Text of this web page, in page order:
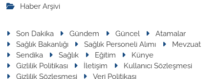
Haber Arşivi
Son Dakika Gündem Güncel
Atamalar
Sağlık Bakanlığı
Sağlık Personeli Alımı
Mevzuat
Sendika
Sağlık Eğitim
Künye
Gizlilik Politikası
İletişim
Kullanıcı Sözleşmesi
Gizlilik Sözleşmesi
Veri Politikası